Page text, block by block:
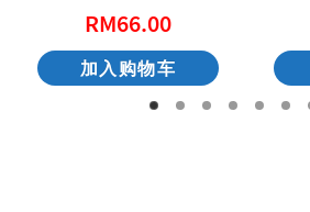
RM66.00
加入购物车